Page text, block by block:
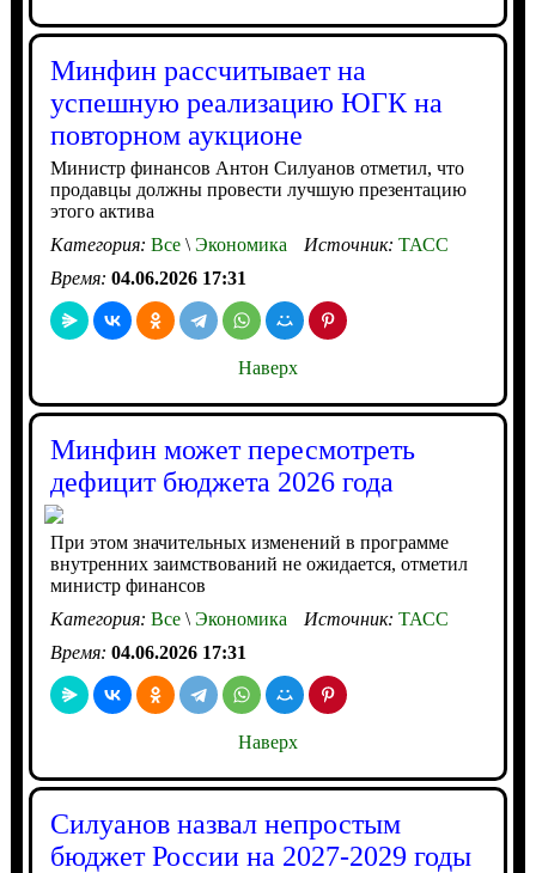
Минфин рассчитывает на
успешную реализацию ЮГК на
повторном аукционе
Министр финансов Антон Силуанов отметил, что
продавцы должны провести лучшую презентацию
этого актива
Категория: Все\Экономика Источник: ТАСС
Время: 04.06.2026 17:31
Наверх
Минфин может пересмотреть
дефицит бюджета 2026 года
При этом значительных изменений в программе
внутренних заимствований не ожидается, отметил
министр финансов
Категория: Все\Экономика Источник: ТАСС
Время: 04.06.2026 17:31
Наверх
Силуанов назвал непростым
бюджет России на 2027-2029 годы